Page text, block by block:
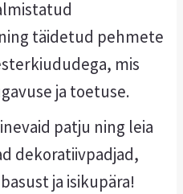
täidetud pehmete
mis
ja toetuse.
patju ning leia
dekoratiivpadjad,
ja isikupära!